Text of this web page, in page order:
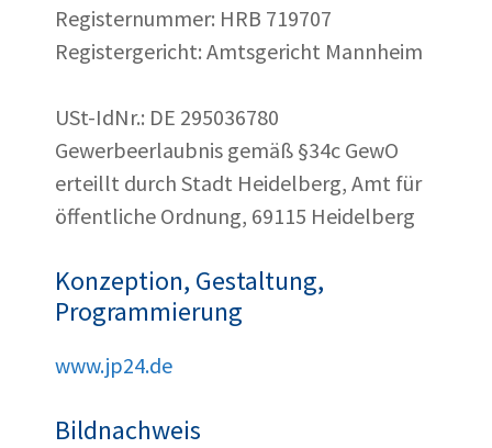
Registernummer: HRB 719707
Registergericht: Amtsgericht Mannheim
USt-IdNr.: DE 295036780
Gewerbeerlaubnis gemäß §34c GewO
erteillt durch Stadt Heidelberg, Amt für
öffentliche Ordnung, 69115 Heidelberg
Konzeption, Gestaltung,
Programmierung
www.jp24.de
Bildnachweis